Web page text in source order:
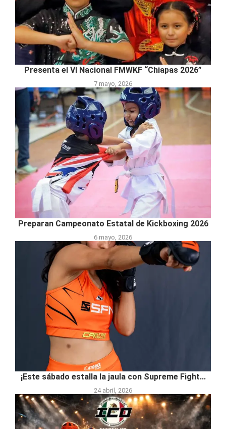
Presenta el VI Nacional FMWKF “Chiapas 2026”
7 mayo, 2026
Preparan Campeonato Estatal de Kickboxing 2026
6 mayo, 2026
¡Este sábado estalla la jaula con Supreme Fight...
24 abril, 2026